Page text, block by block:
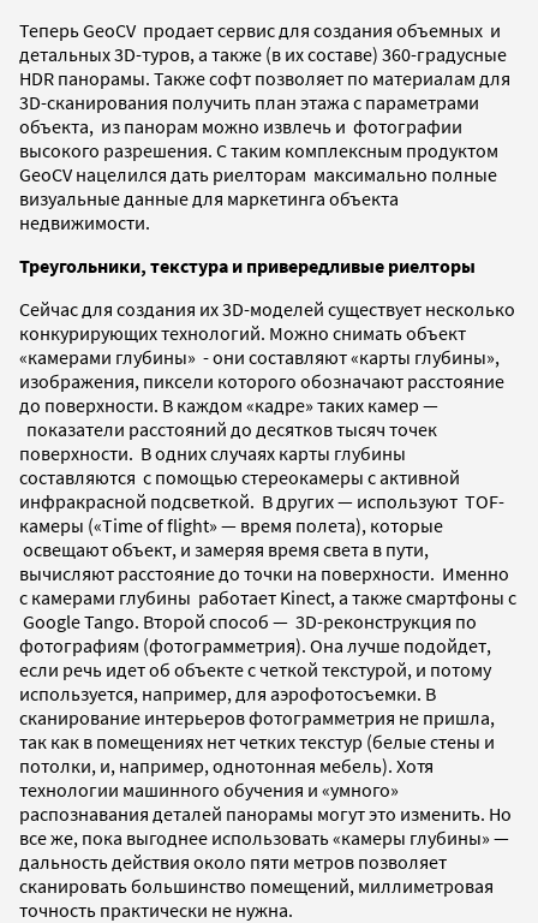
Теперь GeoCV продает сервис для создания объемных и
детальных 3D-туров, а также (в их составе) 360-градусные
HDR панорамы. Также софт позволяет по материалам для
3D-сканирования получить план этажа с параметрами
объекта, из панорам можно извлечь и фотографии
высокого разрешения. С таким комплексным продуктом
GeoCV нацелился дать риелторам максимально полные
визуальные данные для маркетинга объекта
недвижимости.
Треугольники, текстура и привередливые риелторы
Сейчас для создания их3D-моделей существует несколько
конкурирующих технологий. Можно снимать объект
«камерами глубины» - они составляют «карты глубины»,
изображения, пиксели которого обозначают расстояние
до поверхности. В каждом «кадре» таких камер —
показатели расстояний до десятков тысяч точек
поверхности. В одних случаях карты глубины
составляются с помощью стереокамеры с активной
инфракрасной подсветкой. В других— используют TOF-
камеры («Time of flight» — время полета), которые
освещают объект, и замеряя время света в пути,
вычисляют расстояние до точки на поверхности. Именно
с камерами глубины работает Kinect, а также смартфоны с
Google Tango. Второй способ — 3D-реконструкция по
фотографиям (фотограмметрия). Она лучше подойдет,
если речь идет об объекте с четкой текстурой, и потому
используется, например, для аэрофотосъемки. В
сканирование интерьеров фотограмметрия не пришла,
так как в помещениях нет четких текстур (белые стены и
потолки, и, например, однотонная мебель). Хотя
технологии машинного обучения и «умного»
распознавания деталей панорамы могут это изменить. Но
все же, пока выгоднее использовать «камеры глубины» —
дальность действия около пяти метров позволяет
сканировать большинство помещений, миллиметровая
точность практически не нужна.